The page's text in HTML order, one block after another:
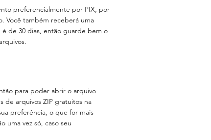
preferencialmente por PIX, por
Você também receberá uma
de 30 dias, então guarde bem o
para poder abrir o arquivo
de arquivos ZIP gratuitos na
preferência, o que for mais
uma vez só, caso seu